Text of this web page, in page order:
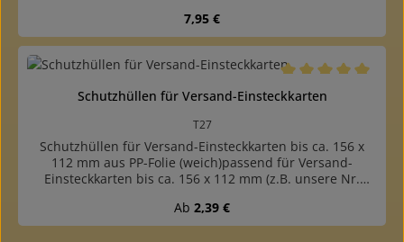
lange Seite offen, dadurch lassen sich die Einsteckkarten
besonders leicht einschiebenmit etwas überstehender
eingeschlossene Luft entweichen kannweiche, sehr
reißfeste Qualitätgefertigt aus glasklarer,
weichmacherfreier PP-Folie 0,06 mm dickDownload
Maßschablone Schutzhüllen zum Ausdrucken
Regulärer Preis:
7,95 €
Durchschnittliche
Schutzhüllen für Versand-Einsteckkarten
T27
Schutzhüllen für Versand-Einsteckkarten bis ca. 156 x
112 mm aus PP-Folie (weich)passend für Versand-
Einsteckkarten bis ca. 156 x 112 mm (z.B. unsere Nr.
offenweiche, sehr reißfeste Qualität, leichtes Einschieben
und Herausziehen der Kartengefertigt aus glasklarer,
Regulärer Preis:
Ab 2,39 €